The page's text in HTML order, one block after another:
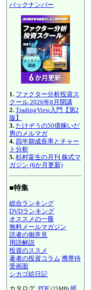
バックナンバー
1. ファクター分析投資ス
クール 2026年8月開講
2. TradingView入門【第2
版】
3. たけぞうの50億稼いだ
男のメルマガ
4. 四半期成長率とチャー
ト分析
5. 杉村富生の月刊 株式マ
ガジン (6か月更新)
■特集
総合ランキング
DVDランキング
オススメの一冊
無料メールマガジン
読者の御意見
用語解説
投資のススメ
著者の投資コラム 携帯待
受画面
シカゴ絵日記
カタログ: PDF (25MB) 紙